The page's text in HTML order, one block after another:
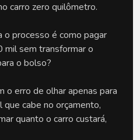
carro zero quilômetro.
o processo é como pagar
sem transformar o
o bolso?
o erro de olhar apenas para
cabe no orçamento,
quanto o carro custará,